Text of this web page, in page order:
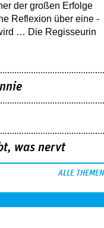
der großen Erfolge
Reflexion über eine
… Die Regisseurin
was nervt
ALLE THEMEN